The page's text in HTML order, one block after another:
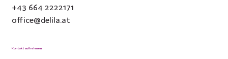
+43 664 2222171
office@delila.at
Kontakt aufnehmen